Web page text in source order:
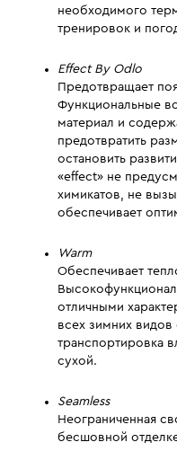
необходимого
тренировок и
Effect By Odlo
Предотвращает
Функциональные
материал и
предотвратить
остановить
«effect» не
химикатов, не
обеспечивает
Warm
Обеспечивает
отличными
всех зимних
транспортировка
сухой.
Seamless
Неограниченная
бесшовной